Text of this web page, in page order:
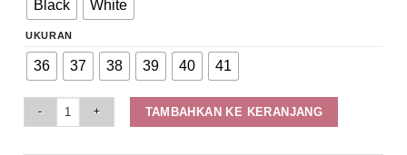
Black White
UKURAN
36 37 38 39 40 41
TAMBAHKAN KE KERANJANG